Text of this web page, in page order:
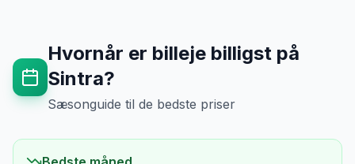
Hvornår er billeje billigst på
Sintra?
Sæsonguide til de bedste priser